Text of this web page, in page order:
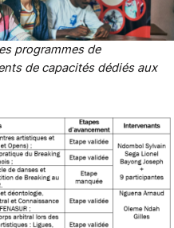
programmes de
de capacités dédiés aux